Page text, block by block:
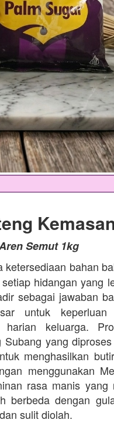
Semut 1kg
ketersediaan bahan
hidangan yang
sebagai jawaban
untuk keperluan
harian keluarga.
yang
menghasilkan
menggunakan
rasa manis yang
berbeda dengan
sulit diolah.